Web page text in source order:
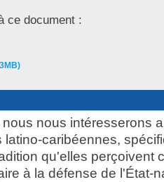
ce document :
nous intéresserons
latino-caribéennes,
qu'elles perçoivent
à la défense de l'État-